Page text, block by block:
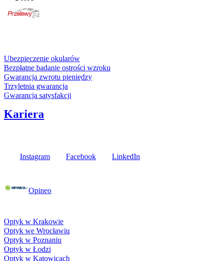
Ubezpieczenie okularów
Bezpłatne badanie ostrości wzroku
Gwarancja zwrotu pieniędzy
Trzyletnia gwarancja
Gwarancja satysfakcji
Kariera
Instagram Facebook LinkedIn
Opineo
Optyk w Krakowie
Optyk we Wrocławiu
Optyk w Poznaniu
Optyk w Łodzi
Optyk w Katowicach